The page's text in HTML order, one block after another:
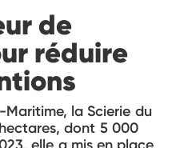
de
réduire
Maritime, la Scierie du
dont 5 000